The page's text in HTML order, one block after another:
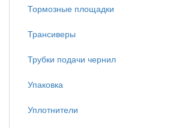
Тормозные площадки
Трансиверы
Трубки подачи чернил
Упаковка
Уплотнители